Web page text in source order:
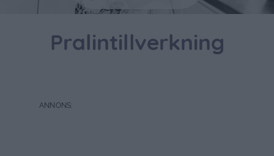
Pralintillverkning